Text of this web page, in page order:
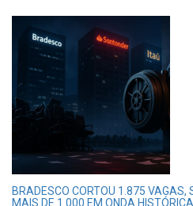
BRADESCO CORTOU 1.875 VAGAS,
MAIS DE 1.000 EM ONDA